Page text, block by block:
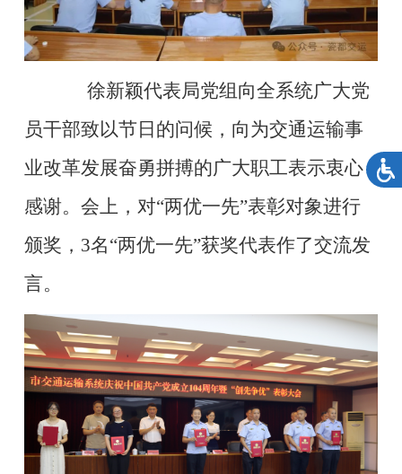
徐新颖代表局党组向全系统广大党
员干部致以节日的问候，向为交通运输事
业改革发展奋勇拼搏的广大职工表示衷心
感谢。会上，对“两优一先”表彰对象进行
颁奖，3名“两优一先”获奖代表作了交流发
言。